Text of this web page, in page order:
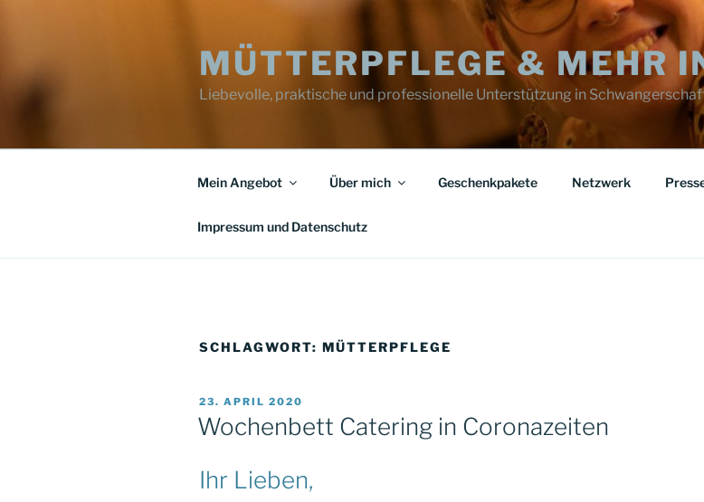
MÜTTERPFLEGE & MEHR
Liebevolle, praktische und professionelle Unterstützung in
Mein Angebot Über mich Geschenkpakete Netzwerk
Impressum und Datenschutz
SCHLAGWORT: MÜTTERPFLEGE
VERÖFFENTLICHT
AM
23. APRIL 2020
Wochenbett Catering in Coronazeiten
Ihr Lieben,